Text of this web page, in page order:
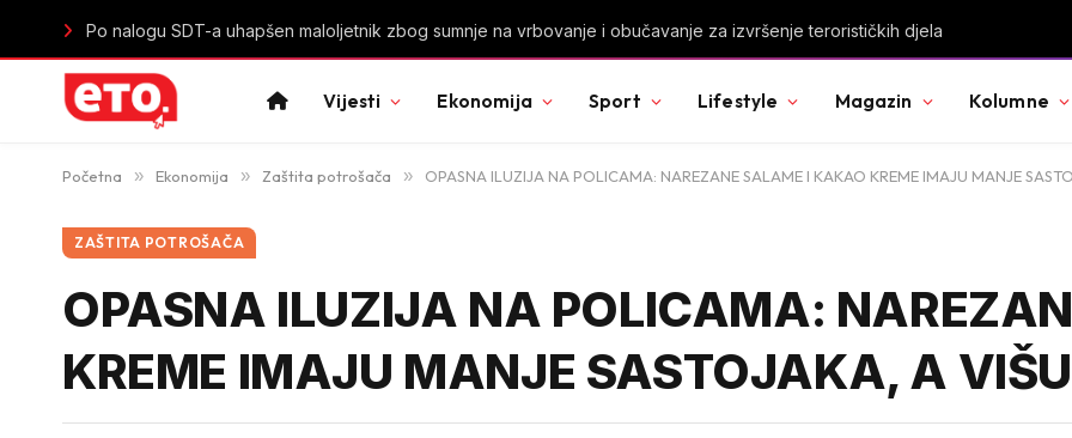
Istorijski uspjeh mladih „lavica“: Crna Gora u polufinalu Svjetskog prvenstva nakon pobjede nad Slovačkom
Vijesti Ekonomija Sport Lifestyle Magazin Kolumne
Početna » Ekonomija » Zaštita potrošača » OPASNA ILUZIJA NA POLICAMA: NAREZANE SALAME I KAKAO KREME IMAJU MANJE
ZAŠTITA POTROŠAČA
OPASNA ILUZIJA NA POLICAMA:
KREME IMAJU MANJE SASTOJAKA, A